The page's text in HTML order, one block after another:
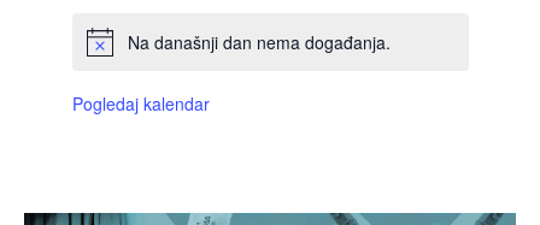
Na današnji dan nema događanja.
Pogledaj kalendar